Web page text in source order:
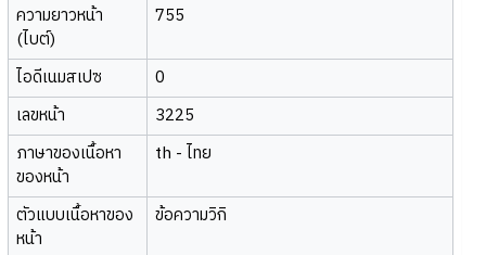
ความยาวหน้า
(ไบต์)
755
ไอดีเนมสเปซ
0
เลขหน้า
3225
ภาษาของเนื้อหา
ของหน้า
th - ไทย
ตัวแบบเนื้อหาของ
หน้า
ข้อความวิกิ